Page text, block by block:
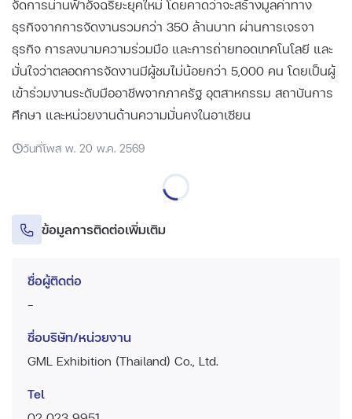
จัดการน่านฟ้าอัจฉริยะยุคใหม่ โดยคาดว่าจะสร้างมูลค่าทาง
ธุรกิจจากการจัดงานรวมกว่า 350 ล้านบาท ผ่านการเจรจา
ธุรกิจ การลงนามความร่วมมือ และการถ่ายทอดเทคโนโลยี และ
มั่นใจว่าตลอดการจัดงานมีผู้ชมไม่น้อยกว่า 5,000 คน โดยเป็นผู้
เข้าร่วมงานระดับมืออาชีพจากภาครัฐ อุตสาหกรรม สถาบันการ
ศึกษา และหน่วยงานด้านความมั่นคงในอาเซียน
วันที่โพส พ. 20 พ.ค. 2569
ข้อมูลการติดต่อเพิ่มเติม
ชื่อผู้ติดต่อ
-
ชื่อบริษัท/หน่วยงาน
GML Exhibition (Thailand) Co., Ltd.
Tel